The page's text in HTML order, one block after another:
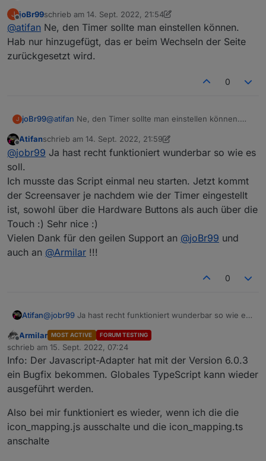
Ja funktioniert jetzt super, vielen Dank! :)
Lass mich raten, du hast einen festen Timer mit 20
Sekunden eingebaut oder? :)
Funktioniert jetzt wunderbar auch mit den Hardware-
Tasten.
J
Offline
joBr99schrieb am 14. Sept. 2022, 21:54
zuletzt editiert von joBr99
@atifan Ne, den Timer sollte man einstellen können.
Hab nur hinzugefügt, das er beim Wechseln der Seite
zurückgesetzt wird.
0
J joBr99@atifan Ne, den Timer sollte man einstellen können.
zurückgesetzt wird.
Offline
Atifanschrieb am 14. Sept. 2022, 21:59
zuletzt editiert von Atifan
@jobr99 Ja hast recht funktioniert wunderbar so wie es
soll.
Ich musste das Script einmal neu starten. Jetzt kommt
der Screensaver je nachdem wie der Timer eingestellt
ist, sowohl über die Hardware Buttons als auch über die
Touch :) Sehr nice :)
Vielen Dank für den geilen Support an @joBr99 und
auch an @Armilar !!!
0
Atifan@jobr99 Ja hast recht funktioniert wunderbar so wie es
Ich musste das Script einmal neu starten. Jetzt kommt
der Screensaver je nachdem wie der Timer eingestellt
ist, sowohl über die Hardware Buttons als auch über die
Touch :) Sehr nice :)
Vielen Dank für den geilen Support an
@
auch an @Armilar
Offline
Armilar MOST ACTIVE FORUM TESTING
schrieb am 15. Sept. 2022, 07:24
zuletzt editiert von
Info: Der Javascript-Adapter hat mit der Version 6.0.3
ein Bugfix bekommen. Globales TypeScript kann wieder
ausgeführt werden.
Also bei mir funktioniert es wieder, wenn ich die die
icon_mapping.js ausschalte und die icon_mapping.ts
anschalte